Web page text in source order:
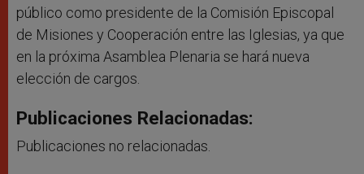
público como presidente de la Comisión Episcopal
de Misiones y Cooperación entre las Iglesias, ya que
en la próxima Asamblea Plenaria se hará nueva
elección de cargos.
Publicaciones Relacionadas:
Publicaciones no relacionadas.